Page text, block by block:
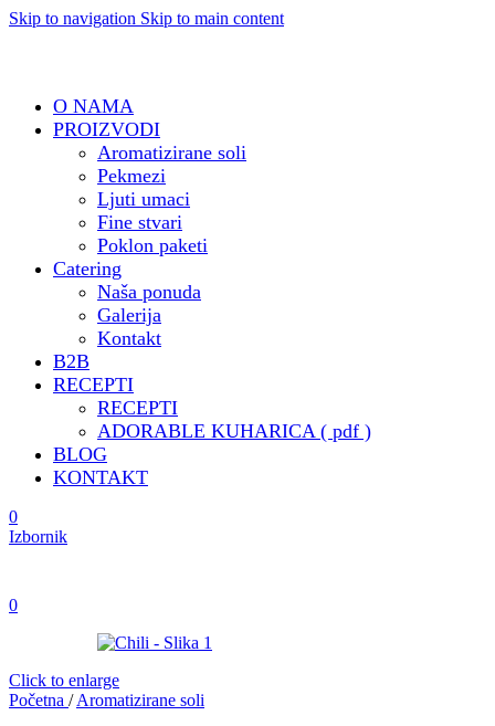
Skip to navigation Skip to main content
O NAMA
PROIZVODI
Aromatizirane soli
Pekmezi
Ljuti umaci
Fine stvari
Poklon paketi
Catering
Naša ponuda
Galerija
Kontakt
B2B
RECEPTI
RECEPTI
ADORABLE KUHARICA ( pdf )
BLOG
KONTAKT
0
Izbornik
0
Click to enlarge
Početna / Aromatizirane soli